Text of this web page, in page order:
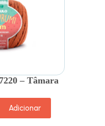
– Tâmara
Adicionar